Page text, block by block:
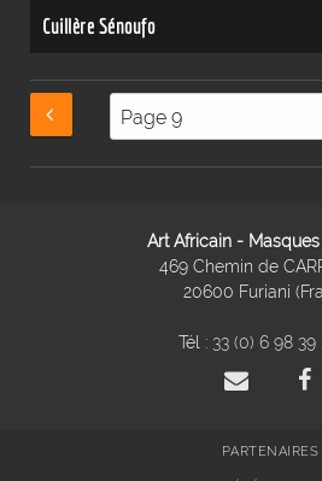
Cuillère Sénoufo
Art Africain -
469 Chemin de
20600 Furiani
Tél : 33 (0) 6 98 39
PARTENAIRES